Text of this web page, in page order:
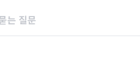
는 질문